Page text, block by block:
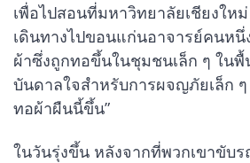
เพื่อไปสอนที่มหาวิทยาลัยเชียงให
เดินทางไปขอนแก่นอาจารย์คนห
ผ้าซึ่งถูกทอขึ้นในชุมชนเล็ก ๆ ใน
บันดาลใจสำหรับการผจญภัยเล็ก
ทอผ้าผืนนี้ขึ้น”
ในวันรุ่งขึ้น หลังจากที่พวกเขาขับ